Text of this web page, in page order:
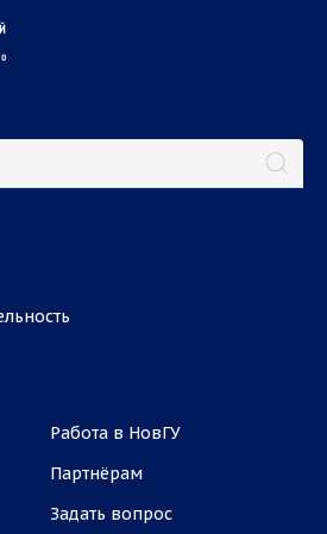
Работа в НовГУ
Партнёрам
Задать вопрос